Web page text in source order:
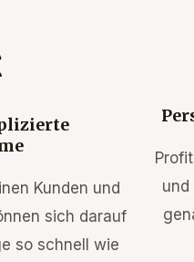
Kunden und
sich darauf
so schnell wie
und